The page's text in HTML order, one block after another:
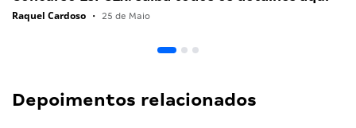
Raquel Cardoso • 25 de Maio
Depoimentos relacionados